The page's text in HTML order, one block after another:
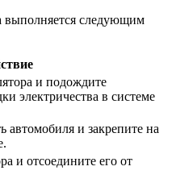
выполняется следующим
и подождите
электричества в системе
и закрепите на
и отсоедините его от